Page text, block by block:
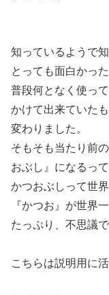
知っているようで
とっても面白かった
普段何となく使っ
かけて出来ていた
変わりました。
そもそも当たり前
おぶし』になるっ
かつおぶしって世
『かつお』が世界
たっぷり、不思議で
こちらは説明用に